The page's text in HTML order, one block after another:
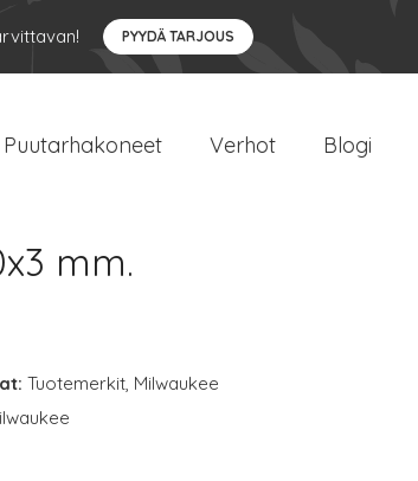
PYYDÄ TARJOUS
Puutarhakoneet Verhot Blogi
mm.
Tuotemerkit, Milwaukee